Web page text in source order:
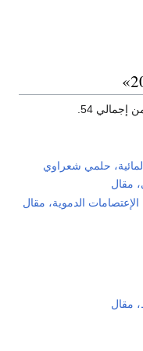
حلمي شعراوي
مقال
الدموية، مقال
مقال